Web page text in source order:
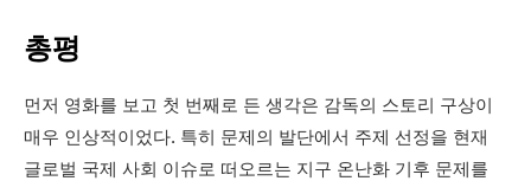
총평
먼저 영화를 보고 첫 번째로 든 생각은 감독의 스토리 구상이
매우 인상적이었다. 특히 문제의 발단에서 주제 선정을 현재
글로벌 국제 사회 이슈로 떠오르는 지구 온난화 기후 문제를